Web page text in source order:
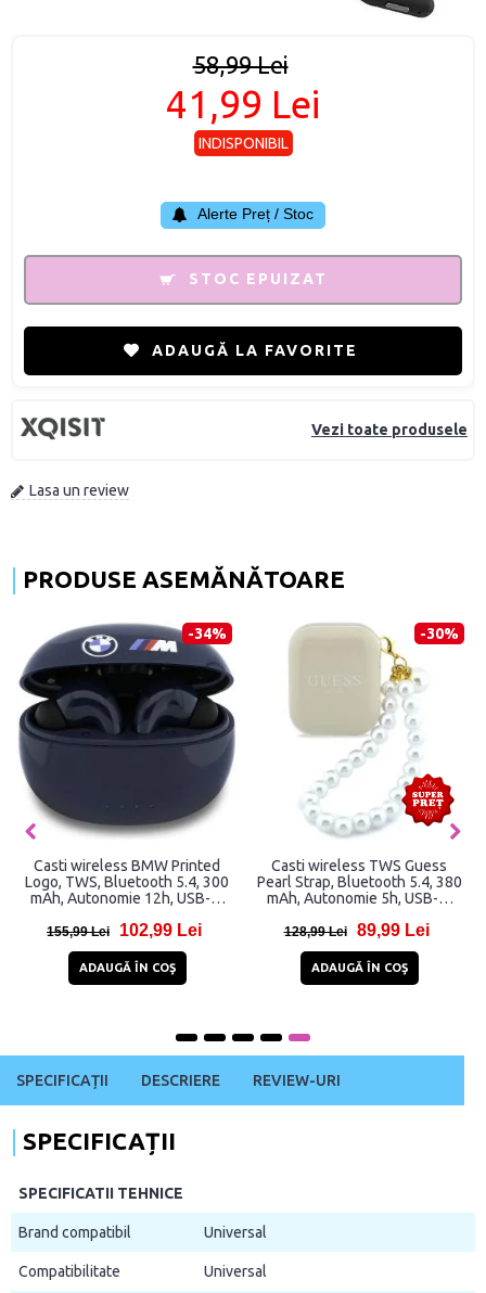
Vezi toate produsele
Lasa un review
58,99 Lei
41,99 Lei
INDISPONIBIL
Alerte Preț / Stoc
STOC EPUIZAT
ADAUGĂ LA FAVORITE
PRODUSE ASEMĂNĂTOARE
-34%
Casti wireless BMW Printed
Logo, TWS, Bluetooth 5.4, 300
mAh, Autonomie 12h, USB-C,
155,99 Lei 102,99 Lei
ADAUGĂ ÎN COŞ
-30%
Casti wireless TWS Guess
Pearl Strap, Bluetooth 5.4, 380
mAh, Autonomie 5h, USB-C,
128,99 Lei 89,99 Lei
ADAUGĂ ÎN COŞ
SPECIFICAȚII DESCRIERE REVIEW-URI
SPECIFICAȚII
SPECIFICATII TEHNICE
Brand compatibil Universal
Compatibilitate Universal